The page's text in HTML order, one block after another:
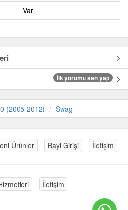
Var
İlk yorumu sen yap
(2005-2012) Swag
Ürünler Bayi Girişi İletişim
İletişim